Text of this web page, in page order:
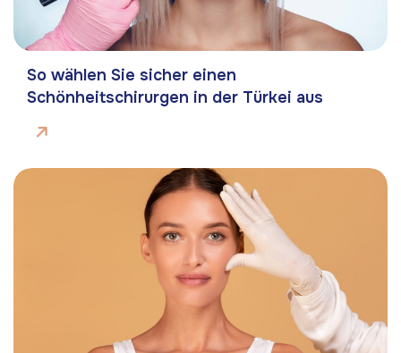
So wählen Sie sicher einen
Schönheitschirurgen in der Türkei aus